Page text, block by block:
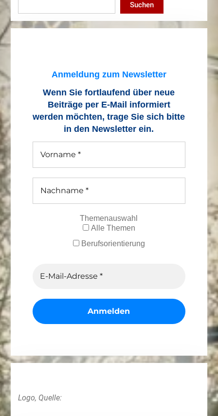
Suchen
Anmeldung zum Newsletter
Wenn Sie fortlaufend über neue
Beiträge per E-Mail informiert
werden möchten, trage Sie sich bitte
in den Newsletter ein.
Themenauswahl
Alle Themen
Berufsorientierung
Logo, Quelle: